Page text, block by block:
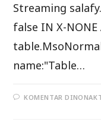
Streaming
false IN X-
name:"Table…
KOMENTAR